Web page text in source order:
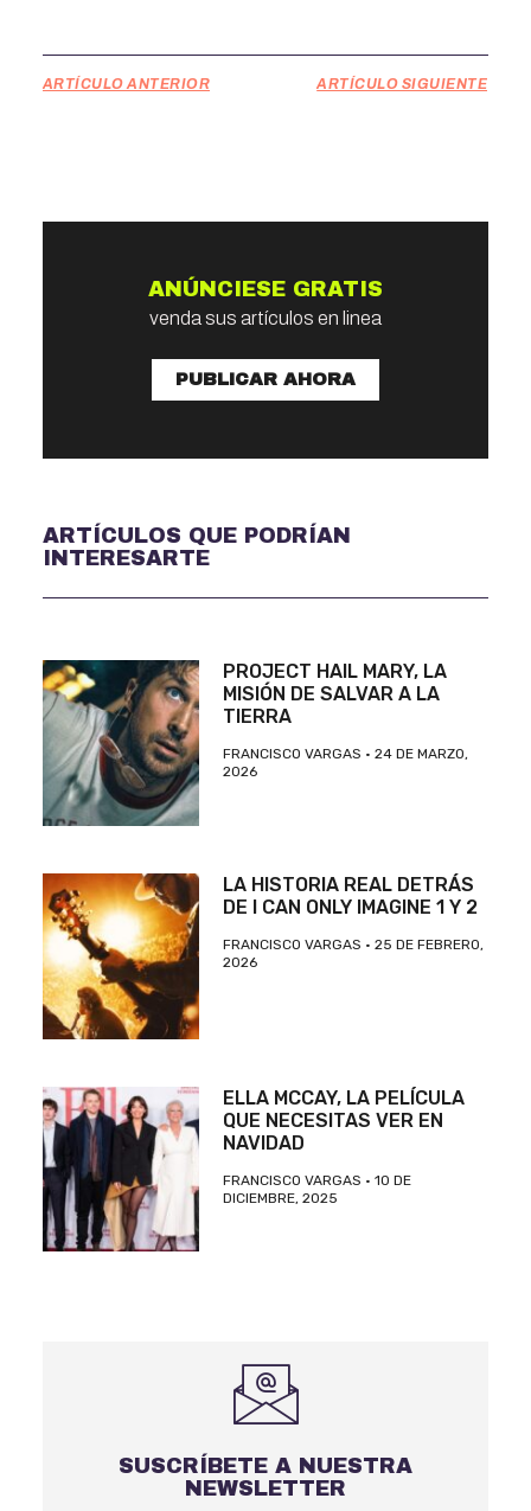
ARTÍCULO ANTERIOR ARTÍCULO SIGUIENTE
ANÚNCIESE GRATIS
venda sus artículos en linea
PUBLICAR AHORA
ARTÍCULOS QUE PODRÍAN
INTERESARTE
PROJECT HAIL MARY, LA
MISIÓN DE SALVAR A LA
TIERRA
FRANCISCO VARGAS
24 DE MARZO,
2026
LA HISTORIA REAL DETRÁS
DE I CAN ONLY IMAGINE 1 Y 2
FRANCISCO VARGAS
25 DE FEBRERO,
2026
ELLA MCCAY, LA PELÍCULA
QUE NECESITAS VER EN
NAVIDAD
FRANCISCO VARGAS
10 DE
DICIEMBRE, 2025
SUSCRÍBETE A NUESTRA
NEWSLETTER